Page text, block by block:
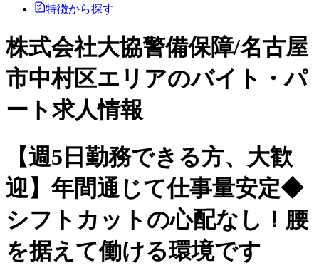
特徴から探す
株式会社大協警備保障/名古屋
市中村区エリアのバイト・パ
ート求人情報
【週5日勤務できる方、大歓
迎】年間通じて仕事量安定◆
シフトカットの心配なし！腰
を据えて働ける環境です